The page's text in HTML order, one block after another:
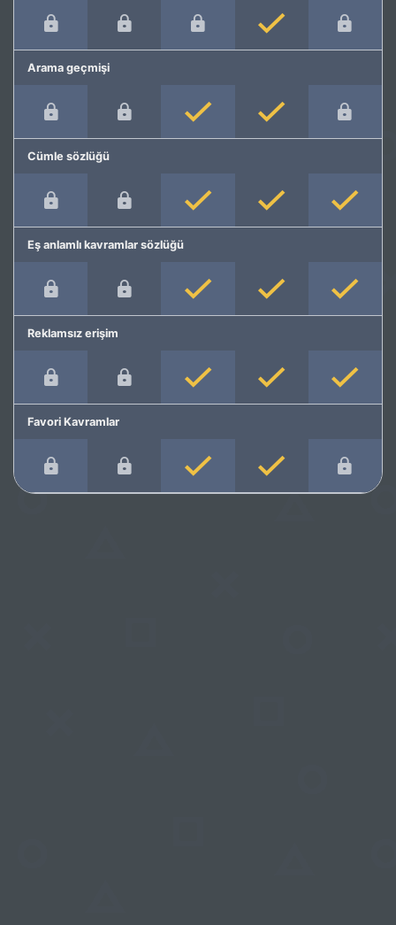
Arama geçmişi
Cümle sözlüğü
Eş anlamlı kavramlar sözlüğü
Reklamsız erişim
Favori Kavramlar